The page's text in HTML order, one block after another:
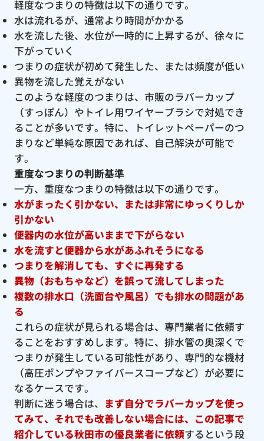
軽度なつまりの特徴は以下の通りです。
水は流れるが、通常より時間がかかる
水を流した後、水位が一時的に上昇するが、徐々に
下がっていく
つまりの症状が初めて発生した、または頻度が低い
異物を流した覚えがない
このような軽度のつまりは、市販のラバーカップ
（すっぽん）やトイレ用ワイヤーブラシで対処でき
ることが多いです。特に、トイレットペーパーのつ
まりなど単純な原因であれば、自己解決が可能で
す。
重度なつまりの判断基準
一方、重度なつまりの特徴は以下の通りです。
水がまったく引かない、または非常にゆっくりしか
引かない
便器内の水位が高いままで下がらない
水を流すと便器から水があふれそうになる
つまりを解消しても、すぐに再発する
異物（おもちゃなど）を誤って流してしまった
複数の排水口（洗面台や風呂）でも排水の問題があ
る
これらの症状が見られる場合は、専門業者に依頼す
ることをおすすめします。特に、排水管の奥深くで
つまりが発生している可能性があり、専門的な機材
（高圧ポンプやファイバースコープなど）が必要に
なるケースです。
判断に迷う場合は、 まず自分でラバーカップを使っ
てみて、それでも改善しない場合には、この記事で
紹介している秋田市の優良業者に依頼するという段